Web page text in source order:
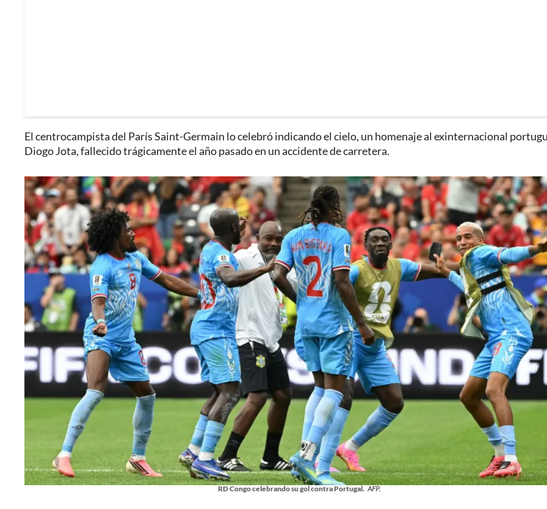
El centrocampista del París Saint-Germain lo celebró indicando el cielo, un homenaje al exinternacional
Diogo Jota, fallecido trágicamente el año pasado en un accidente de carretera.
RD Congo celebrando su gol contra Portugal. AFP.